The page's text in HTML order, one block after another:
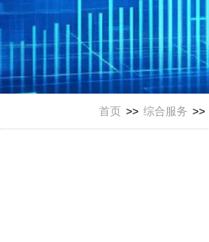
首页 >> 综合服务 >>